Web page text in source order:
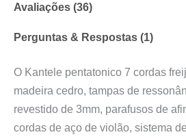
Avaliações (36)
Perguntas & Respostas (1)
O Kantele pentatonico 7 cordas
madeira cedro, tampas de
revestido de 3mm, parafusos de
cordas de aço de violão, sistema